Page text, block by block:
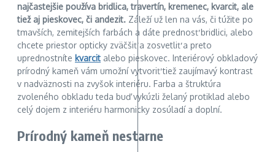
najčastejšie používa bridlica, travertín, kremenec, kvarcit, ale
tiež aj pieskovec, či andezit. Záleží už len na vás, či túžite po
tmavších, zemitejších farbách a dáte prednosť bridlici, alebo
chcete priestor opticky zväčšiť a zosvetliť a preto
uprednostníte kvarcit alebo pieskovec. Interiérový obkladový
prírodný kameň vám umožní vytvoriť tiež zaujímavý kontrast
v nadväznosti na zvyšok interiéru. Farba a štruktúra
zvoleného obkladu teda buď vykúzli želaný protiklad alebo
celý dojem z interiéru harmonicky zosúladí a doplní.
Prírodný kameň nestarne